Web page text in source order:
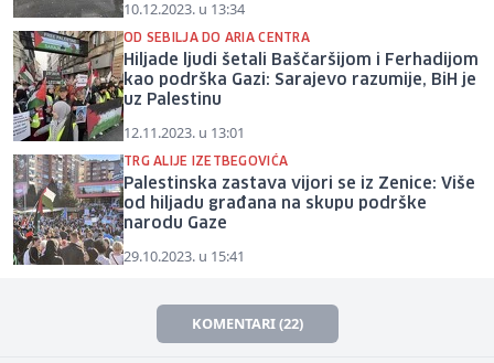
10.12.2023. u 13:34
OD SEBILJA DO ARIA CENTRA
Hiljade ljudi šetali Baščaršijom i Ferhadijom
kao podrška Gazi: Sarajevo razumije, BiH je
uz Palestinu
12.11.2023. u 13:01
TRG ALIJE IZETBEGOVIĆA
Palestinska zastava vijori se iz Zenice: Više
od hiljadu građana na skupu podrške
narodu Gaze
29.10.2023. u 15:41
KOMENTARI (22)